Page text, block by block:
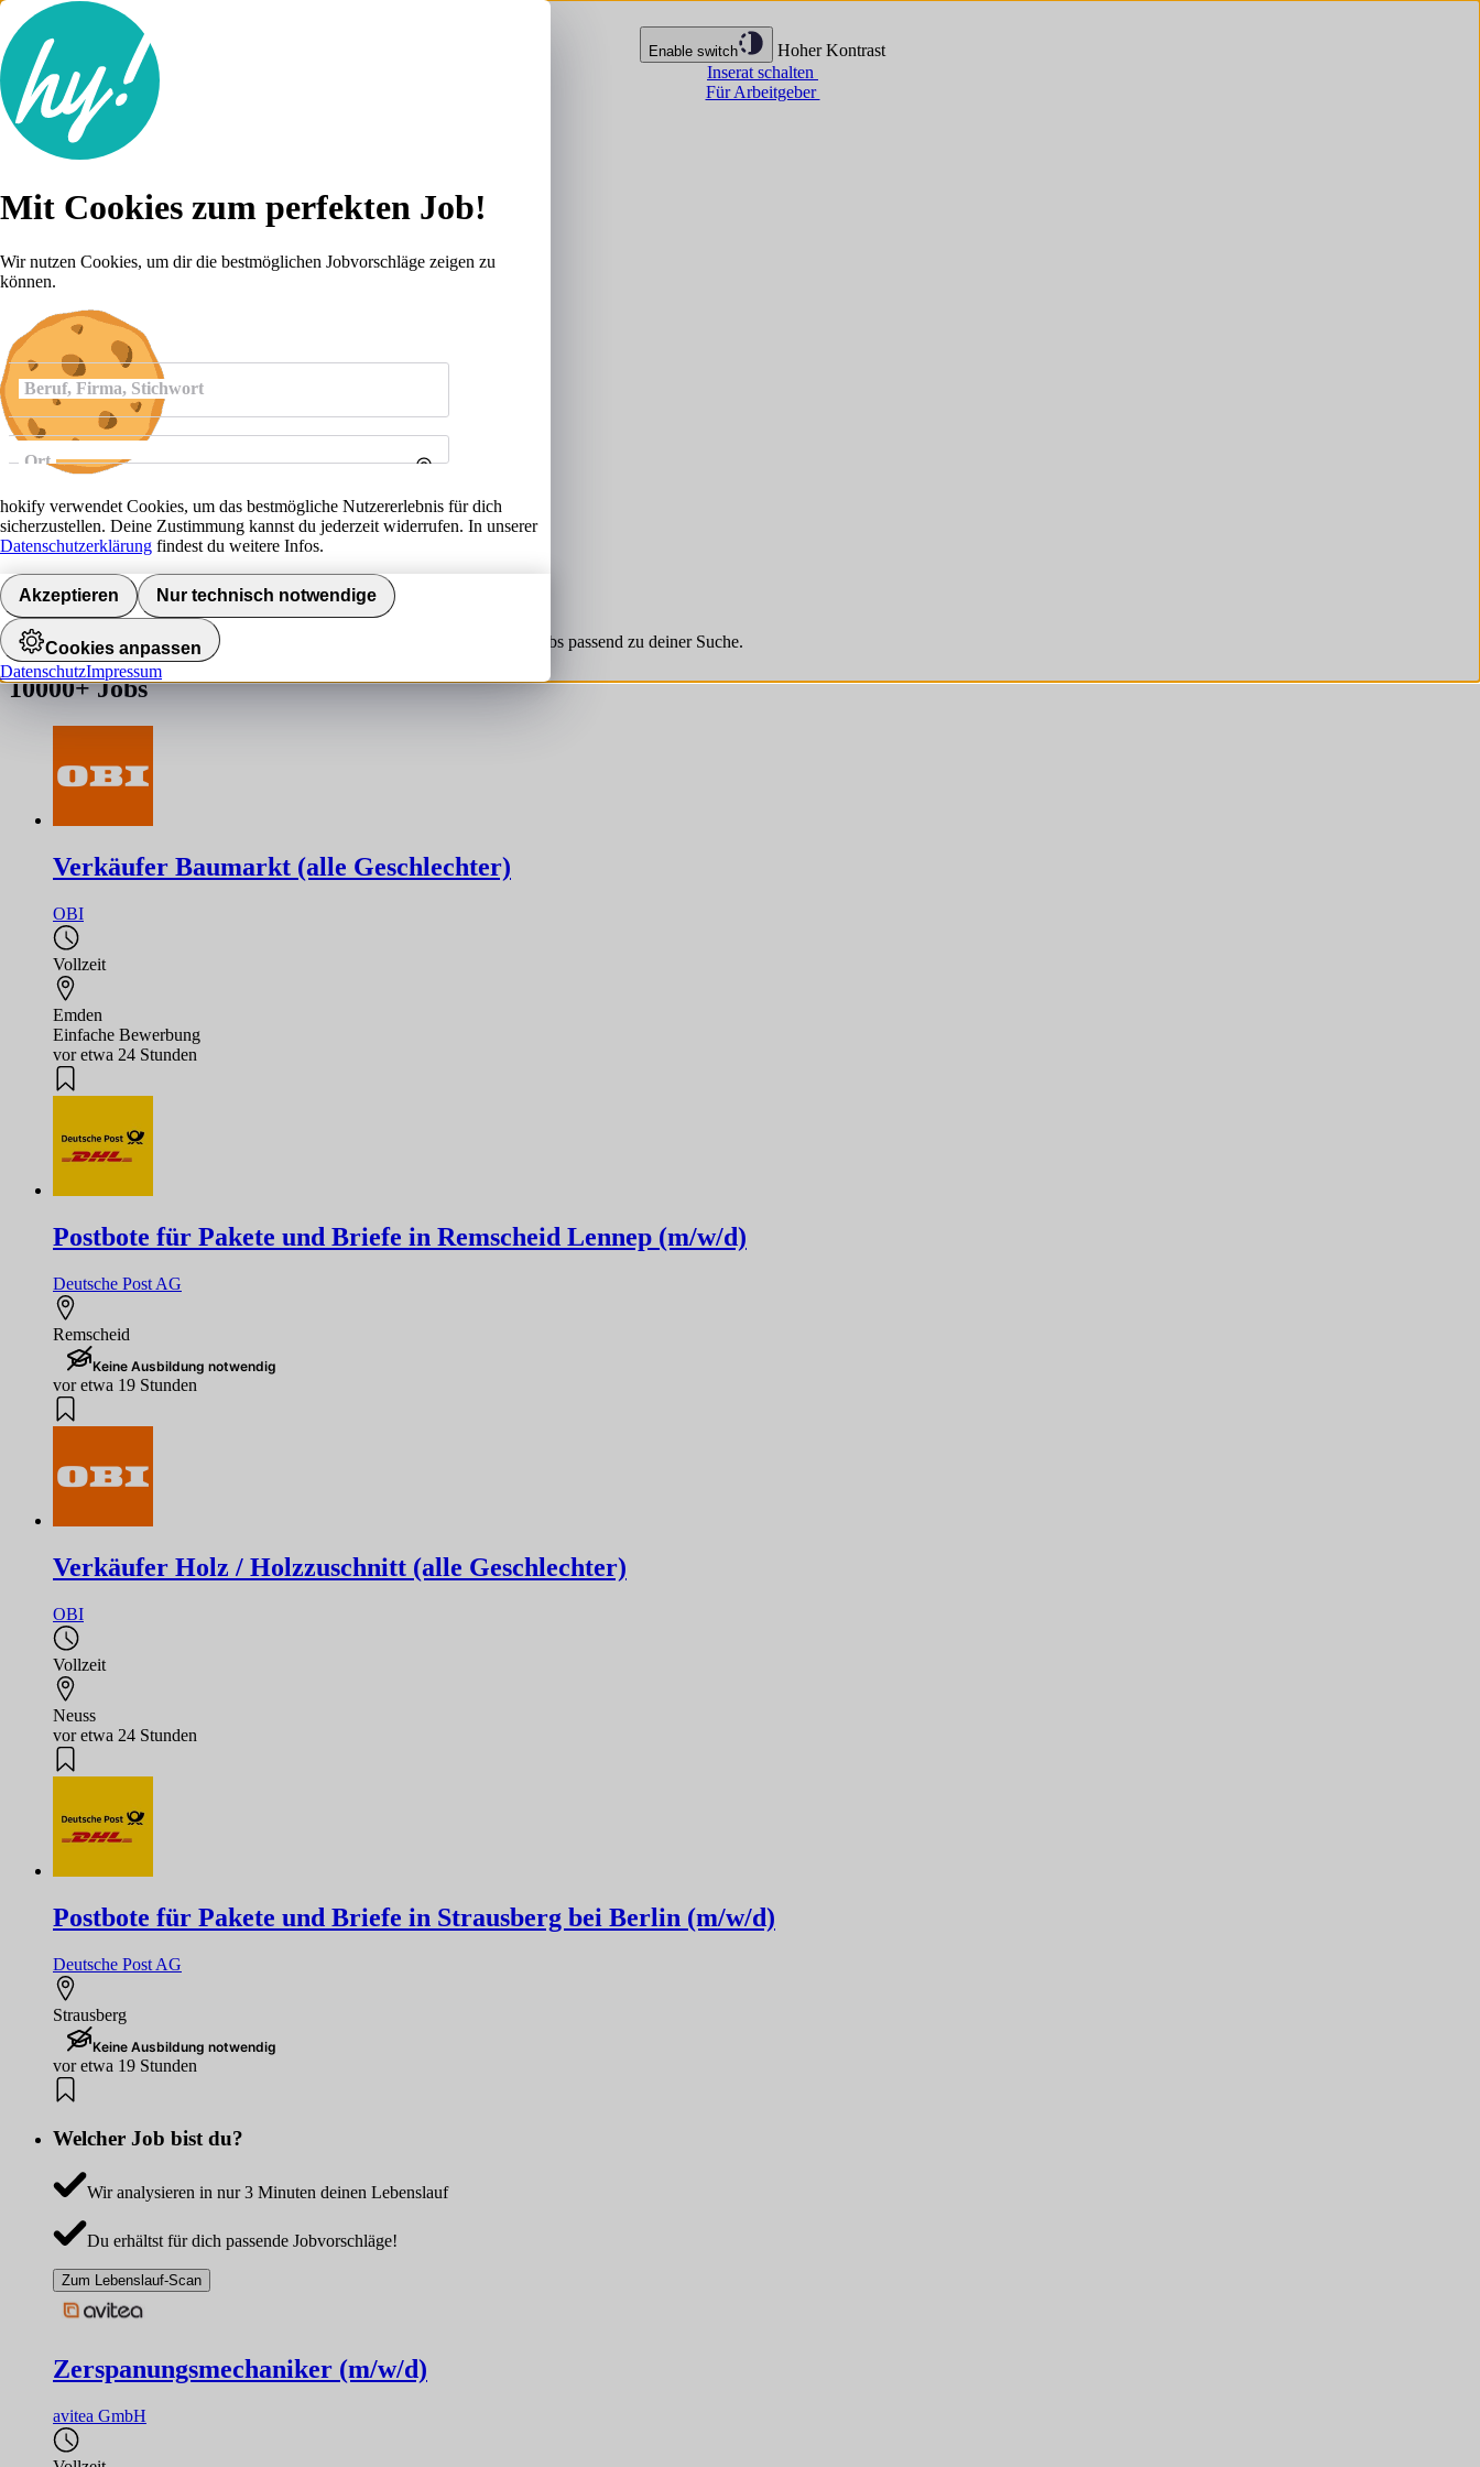
Enable switch
Hoher Kontrast
Inserat schalten
Für Arbeitgeber
Lebenslauf
Anmelden
Beruf, Firma, Stichwort
Ort
Jobs finden
Job nicht gefunden!
Die gesuchte Stelle ist leider nicht mehr verfügbar. Hier findest du ähnliche Jobs passend zu deiner Suche.
10000+Jobs
Verkäufer Baumarkt (alle Geschlechter)
OBI
Vollzeit
Emden
Einfache Bewerbung
vor etwa 24 Stunden
Postbote für Pakete und Briefe in Remscheid Lennep (m/w/d)
Deutsche Post AG
Remscheid
Keine Ausbildung notwendig
vor etwa 19 Stunden
Verkäufer Holz / Holzzuschnitt (alle Geschlechter)
OBI
Vollzeit
Neuss
vor etwa 24 Stunden
Postbote für Pakete und Briefe in Strausberg bei Berlin (m/w/d)
Deutsche Post AG
Strausberg
Keine Ausbildung notwendig
vor etwa 19 Stunden
Welcher Job bist du?
Wir analysieren in nur 3 Minuten deinen Lebenslauf
Du erhältst für dich passende Jobvorschläge!
Zum Lebenslauf-Scan
Zerspanungsmechaniker (m/w/d)
avitea GmbH
Mit Cookies zum perfekten Job!
Wir nutzen Cookies, um dir die bestmöglichen Jobvorschläge zeigen zu
können.
hokify verwendet Cookies, um das bestmögliche Nutzererlebnis für dich
sicherzustellen. Deine Zustimmung kannst du jederzeit widerrufen. In unserer
Datenschutzerklärung findest du weitere Infos.
Akzeptieren Nur technisch notwendige
Cookies anpassen
DatenschutzImpressum